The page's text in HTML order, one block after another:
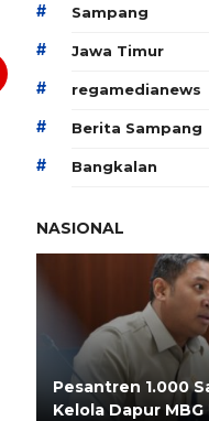
# Sampang
# Jawa Timur
# regamedianews
# Berita Sampang
# Bangkalan
NASIONAL
Pesantren 1.000
Kelola Dapur